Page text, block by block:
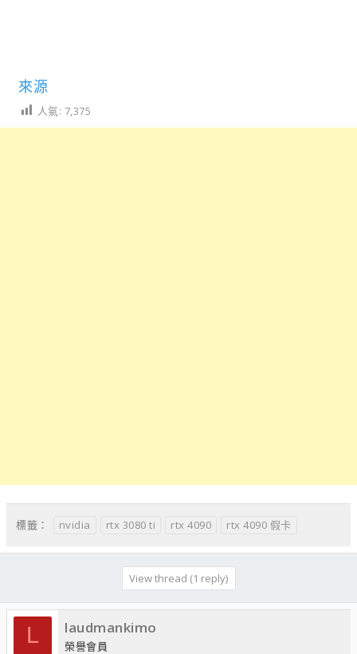
來源
人氣: 7,375
標籤： nvidia rtx 3080 ti rtx 4090 rtx 4090 假卡
View thread (1 reply)
L laudmankimo
榮譽會員